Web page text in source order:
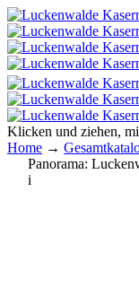
Klicken und ziehen,
Home →
Panorama:
i